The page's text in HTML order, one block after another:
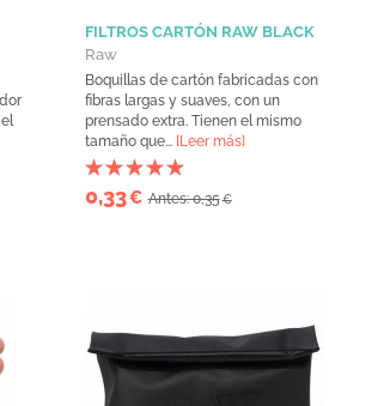
FILTROS CARTÓN RAW BLACK
Raw
Boquillas de cartón fabricadas con
fibras largas y suaves, con un
prensado extra. Tienen el mismo
tamaño que... [Leer más]
0,33€ Antes: 0,35€